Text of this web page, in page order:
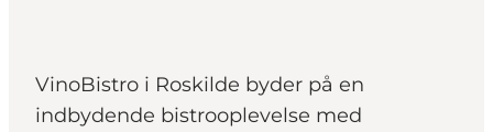
VinoBistro i Roskilde byder på en
indbydende bistrooplevelse med